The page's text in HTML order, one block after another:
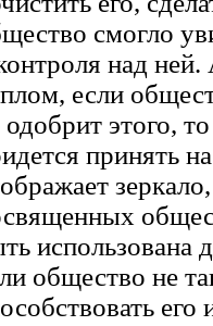
смогло
над
если
одобрит этого,
принять
использована
общество не